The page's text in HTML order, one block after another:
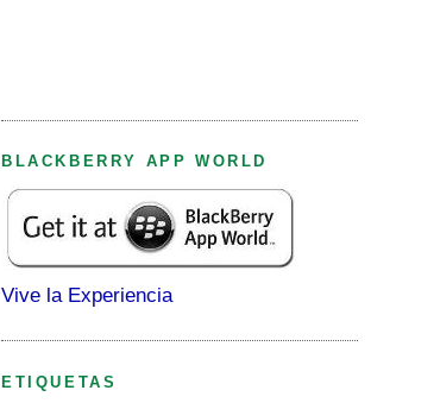
BLACKBERRY APP WORLD
Vive la Experiencia
ETIQUETAS